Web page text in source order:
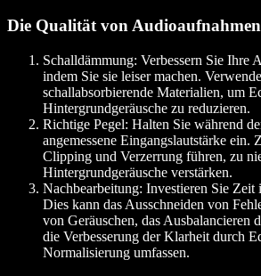
Die Qualität von Audioaufnahmen
Schalldämmung: Verbessern Sie Ihre
indem Sie sie leiser machen.
schallabsorbierende Materialien, um
Hintergrundgeräusche zu reduzieren.
Richtige Pegel: Halten Sie während
angemessene Eingangslautstärke ein.
Clipping und Verzerrung führen, zu
Hintergrundgeräusche verstärken.
Nachbearbeitung: Investieren Sie Zeit
Dies kann das Ausschneiden von
von Geräuschen, das Ausbalancieren
die Verbesserung der Klarheit durch
Normalisierung umfassen.